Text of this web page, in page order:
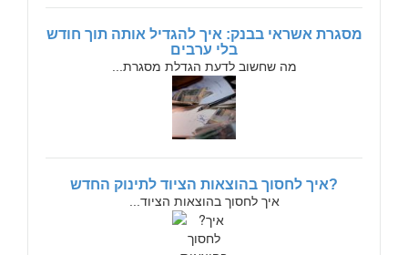
מסגרת אשראי בבנק: איך להגדיל אותה תוך חודש
בלי ערבים
מה שחשוב לדעת הגדלת מסגרת...
?איך לחסוך בהוצאות הציוד לתינוק החדש
איך לחסוך בהוצאות הציוד...